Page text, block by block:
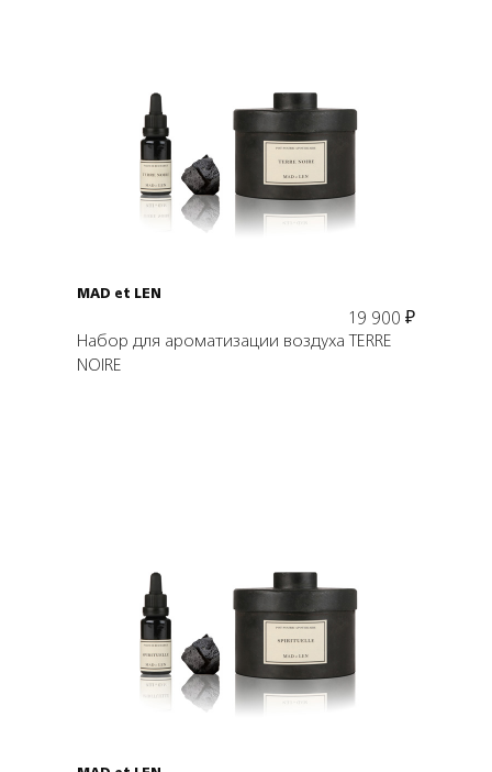
Подробнее
MAD et LEN
19 900 ₽
Набор для ароматизации воздуха TERRE
NOIRE
Подробнее